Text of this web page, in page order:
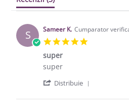
S Sameer K. Cumparator
5.0 star
super
Review by Sameer K. on
review stating super
super
Distribuie